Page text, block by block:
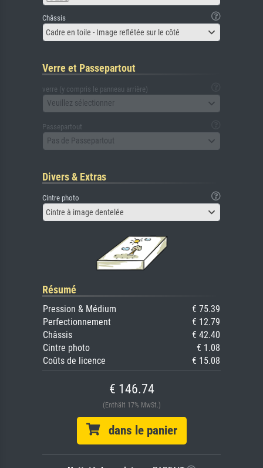
Châssis
Cadre en toile - Image reflétée sur le côté
Verre et Passepartout
verre (y compris le panneau arrière)
Veuillez sélectionner
Passepartout
Pas de Passepartout
Divers & Extras
Cintre photo
Cintre à image dentelée
Résumé
Pression & Médium
€ 75.39
Perfectionnement
€ 12.79
Châssis
€ 42.40
Cintre photo
€ 1.08
Coûts de licence
€ 15.08
€ 146.74
(Enthält 17% MwSt.)
dans le panier